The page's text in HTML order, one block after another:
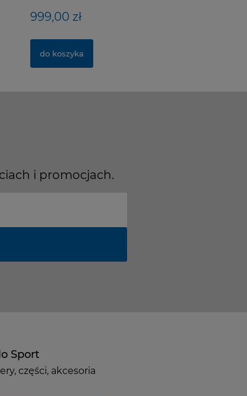
999,00 zł
do koszyka
40,00 zł
do koszyka
i promocjach.
Sport
części, akcesoria